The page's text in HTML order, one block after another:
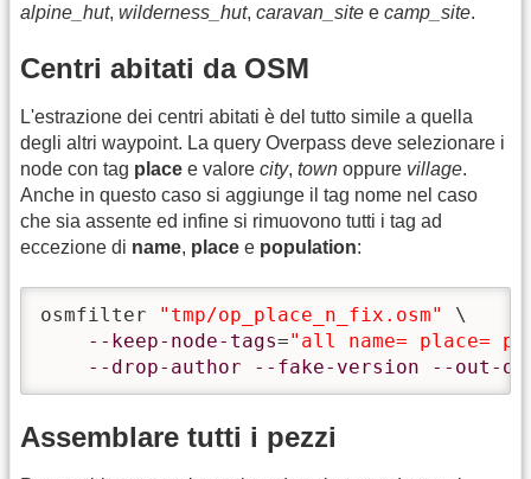
alpine_hut, wilderness_hut, caravan_site e camp_site.
Centri abitati da OSM
L'estrazione dei centri abitati è del tutto simile a quella
degli altri waypoint. La query Overpass deve selezionare i
node con tag place e valore city, town oppure village.
Anche in questo caso si aggiunge il tag nome nel caso
che sia assente ed infine si rimuovono tutti i tag ad
eccezione di name, place e population:
osmfilter "tmp/op_place_n_fix.osm"
\
--keep-node-tags="all name= place=
--drop-author
--fake-version --out-
Assemblare tutti i pezzi